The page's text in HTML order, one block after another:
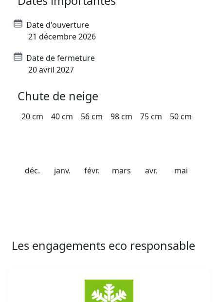
Date d'ouverture
21 décembre 2026
Date de fermeture
20 avril 2027
Chute de neige
20 cm
déc.
40 cm
janv.
56 cm
févr.
98 cm
mars
75 cm
avr.
50 cm
mai
Les engagements eco responsable